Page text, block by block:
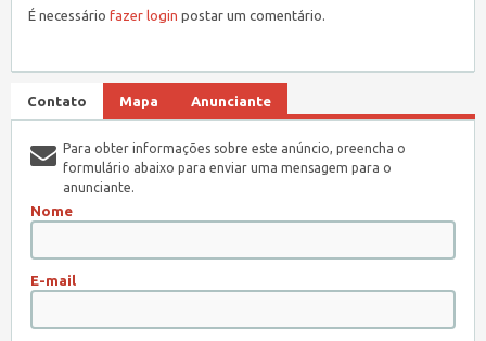
É necessário fazer login postar um comentário.
Contato Mapa Anunciante
Para obter informações sobre este anúncio, preencha o
formulário abaixo para enviar uma mensagem para o
anunciante.
Nome
E-mail